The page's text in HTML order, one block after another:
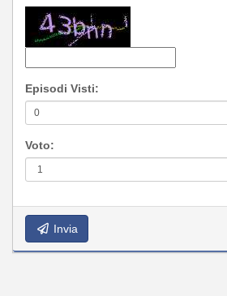
Episodi Visti:
Voto:
Invia